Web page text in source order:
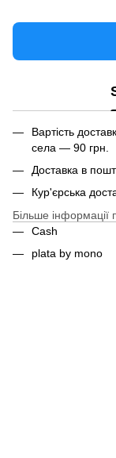
Вартість
села — 90 грн.
Доставка в
Кур'єрська
Більше інформації
Cash
plata by mono